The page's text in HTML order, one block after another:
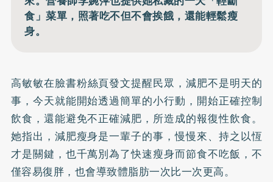
食」菜單，照著吃不但不會挨餓，還能輕鬆瘦
身。
高敏敏在臉書粉絲頁發文提醒民眾，減肥不是明天的
事，今天就能開始透過簡單的小行動，開始正確控制
飲食，還能避免不正確減肥，所造成的報復性飲食。
她指出，減肥瘦身是一輩子的事，慢慢來、持之以恆
才是關鍵，也千萬別為了快速瘦身而節食不吃飯，不
僅容易復胖，也會導致體脂肪一次比一次更高。